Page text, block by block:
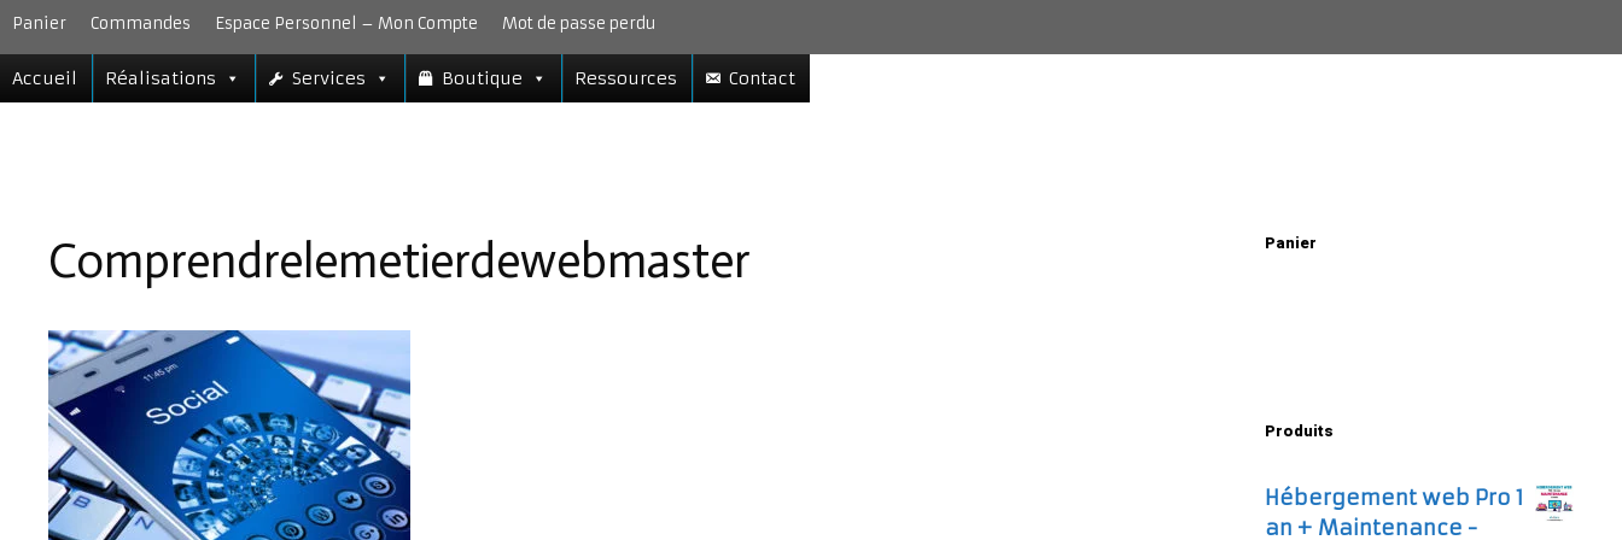
Aller
contenu
Panier Commandes Espace Personnel – Mon Compte Mot de passe perdu
Accueil Réalisations Services Boutique Ressources Contact
Comprendrelemetierdewebmaster Panier
Produits
Hébergement web Pro 1
an + Maintenance -